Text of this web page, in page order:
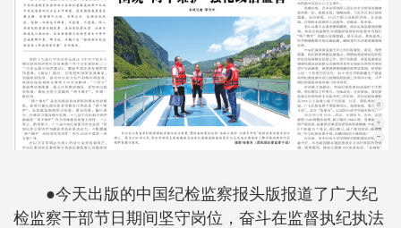
●今天出版的中国纪检监察报头版报道了广大纪
检监察干部节日期间坚守岗位，奋斗在监督执纪执法